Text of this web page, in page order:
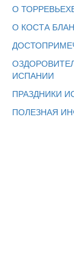
О
О КОСТА
ИСПАНИИ
ПРАЗДНИКИ
ПОЛЕЗНАЯ